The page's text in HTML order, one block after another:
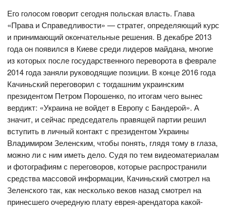
Его голосом говорит сегодня польская власть. Глава
«Права и Справедливости» — стратег, определяющий курс
и принимающий окончательные решения. В декабре 2013
года он появился в Киеве среди лидеров майдана, многие
из которых после государственного переворота в феврале
2014 года заняли руководящие позиции. В конце 2016 года
Качиньский переговорил с тогдашним украинским
президентом Петром Порошенко, по итогам чего вынес
вердикт: «Украина не войдет в Европу с Бандерой». А
значит, и сейчас председатель правящей партии решил
вступить в личный контакт с президентом Украины
Владимиром Зеленским, чтобы понять, глядя тому в глаза,
можно ли с ним иметь дело. Судя по тем видеоматериалам
и фотографиям с переговоров, которые распространили
средства массовой информации, Качиньский смотрел на
Зеленского так, как несколько веков назад смотрел на
принесшего очередную плату еврея-арендатора какой-